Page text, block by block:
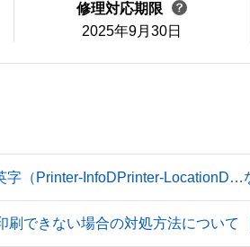
修理対応期限
2025年9月30日
字（Printer-InfoDPrinter-
刷できない場合の対処方法について